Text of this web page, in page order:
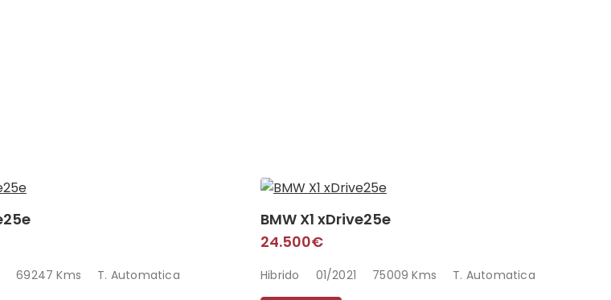
69247 Kms T. Automatica
BMW X1 xDrive25e
24.500€
Hibrido 01/2021 75009 Kms T. Automatica